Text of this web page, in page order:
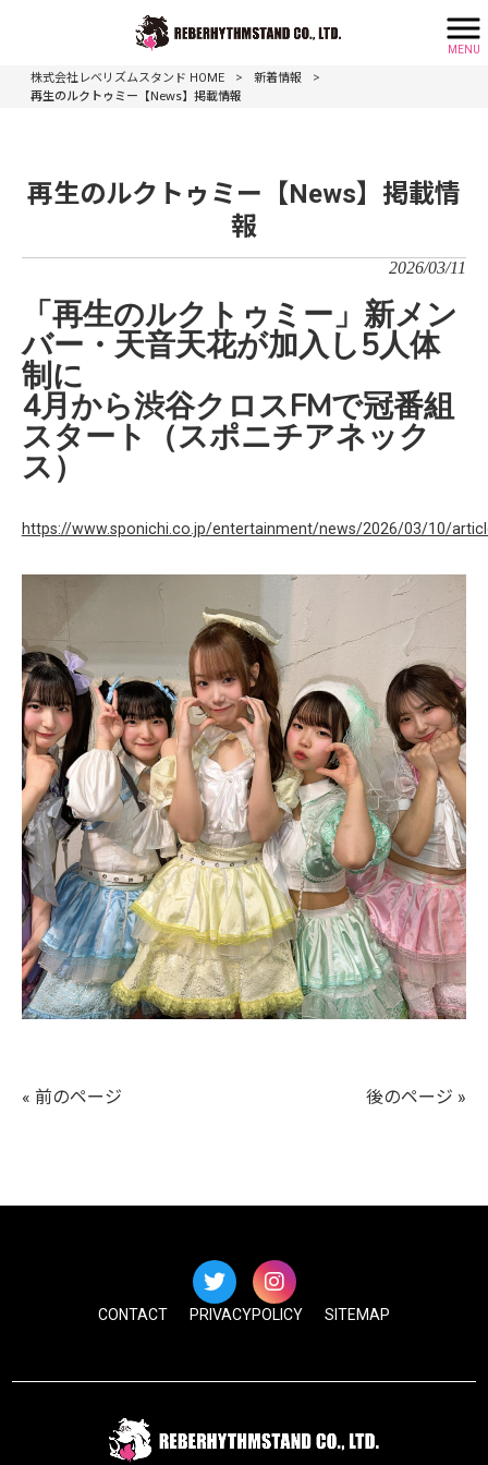
MENU
株式会社レベリズムスタンド HOME > 新着情報
>
再生のルクトゥミー【News】掲載情報
再生のルクトゥミー【News】掲載情
報
2026/03/11
「再生のルクトゥミー」新メン
バー・天音天花が加入し5人体
制に
4月から渋谷クロスFMで冠番組
スタート（スポニチアネック
ス）
https://www.sponichi.co.jp/entertainment/news/2026/03/10/
« 前のページ 後のページ »
CONTACT PRIVACYPOLICY SITEMAP